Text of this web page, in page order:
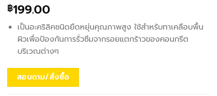
฿199.00
เป็นอะคริลิคชนิดยืดหยุ่นคุณภาพสูง ใช้สำหรับทาเคลือบพื้น
ผิวเพื่อป้องกันการรั่วซึมจากรอยแตกร้าวของคอนกรีต
บริเวณต่างๆ
สอบถาม/สั่งซื้อ